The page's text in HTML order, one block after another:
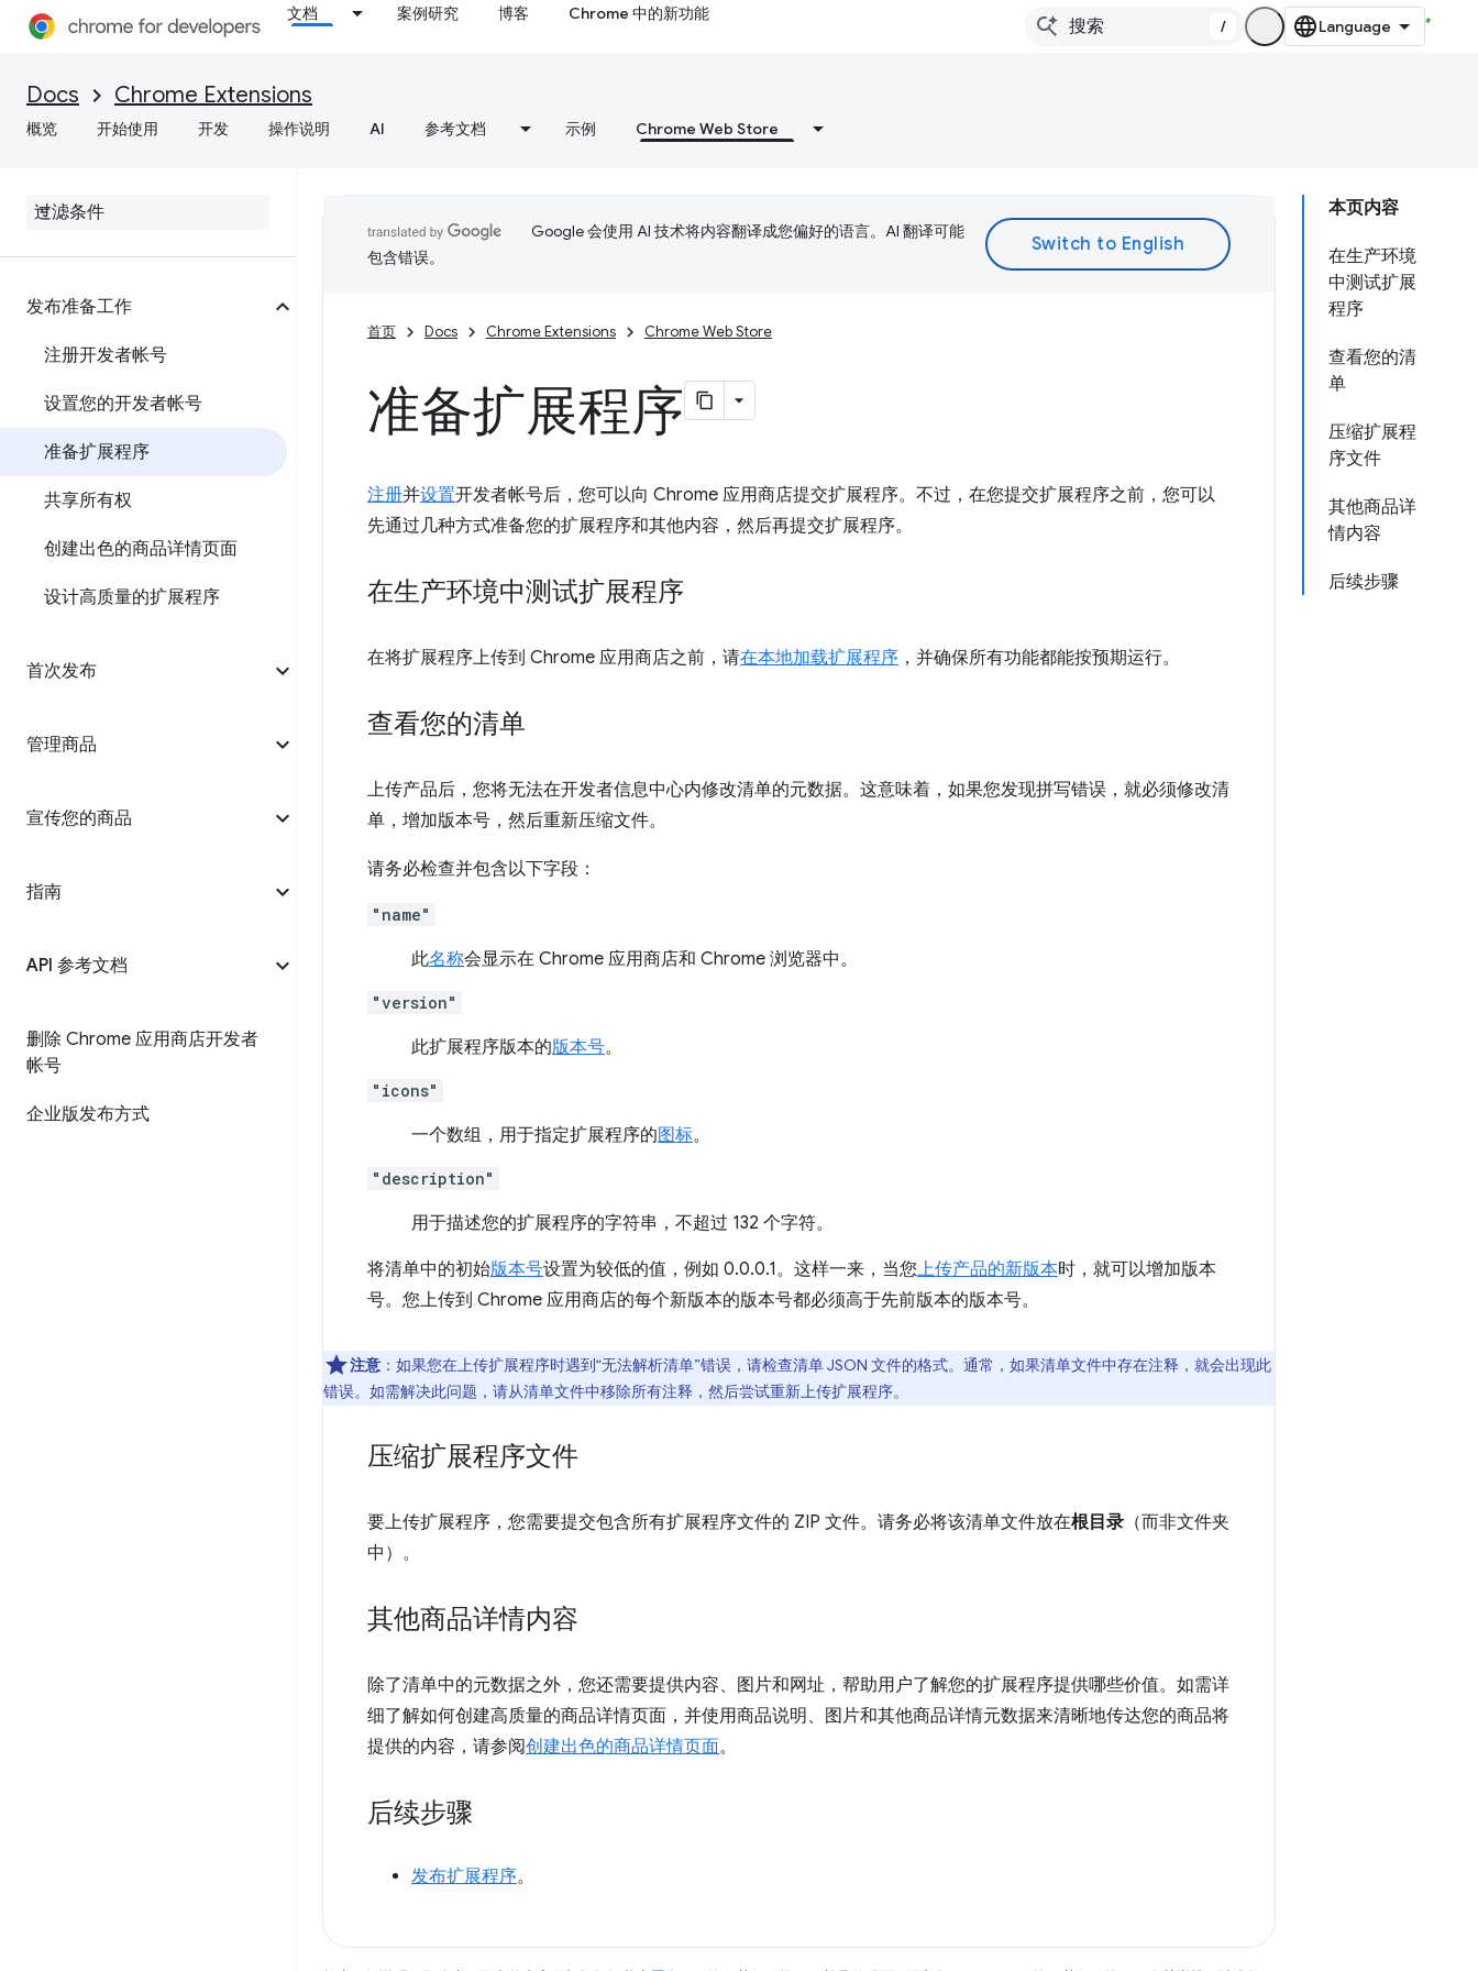
文档 案例研究 博客 Chrome 中的新功能
/
Docs Chrome Extensions
概览 开始使用 开发 操作说明 AI 参考文档 示例 Chrome Web Store
发布准备工作
注册开发者帐号
设置您的开发者帐号
准备扩展程序
共享所有权
创建出色的商品详情页面
设计高质量的扩展程序
首次发布
管理商品
宣传您的商品
指南
API 参考文档
删除 Chrome 应用商店开发者
帐号
企业版发布方式
本页内容
在生产环境
中测试扩展
程序
查看您的清
单
压缩扩展程
序文件
其他商品详
情内容
后续步骤
Google 会使用 AI 技术将内容翻译成您偏好的语言。AI 翻译可能
包含错误。
首页 Docs Chrome Extensions Chrome Web Store
准备扩展程序
注册并设置开发者帐号后，您可以向 Chrome 应用商店提交扩展程序。不过，在您提交扩展程序之前，您可以
先通过几种方式准备您的扩展程序和其他内容，然后再提交扩展程序。
在生产环境中测试扩展程序
在将扩展程序上传到 Chrome 应用商店之前，请在本地加载扩展程序 ，并确保所有功能都能按预期运行。
查看您的清单
上传产品后，您将无法在开发者信息中心内修改清单的元数据。这意味着，如果您发现拼写错误，就必须修改清
单，增加版本号，然后重新压缩文件。
请务必检查并包含以下字段：
"name"
此名称会显示在 Chrome 应用商店和 Chrome 浏览器中。
"version"
此扩展程序版本的版本号。
"icons"
一个数组，用于指定扩展程序的图标。
"description"
用于描述您的扩展程序的字符串，不超过 132 个字符。
将清单中的初始版本号设置为较低的值，例如 0.0.0.1。这样一来，当您上传产品的新版本时，就可以增加版本
号。您上传到 Chrome 应用商店的每个新版本的版本号都必须高于先前版本的版本号。
注意 ：如果您在上传扩展程序时遇到“无法解析清单”错误，请检查清单 JSON 文件的格式。通常，如果清单文件中存在注释，就会出现此
错误。如需解决此问题，请从清单文件中移除所有注释，然后尝试重新上传扩展程序。
压缩扩展程序文件
要上传扩展程序，您需要提交包含所有扩展程序文件的 ZIP 文件。请务必将该清单文件放在根目录 （而非文件夹
中）。
其他商品详情内容
除了清单中的元数据之外，您还需要提供内容、图片和网址，帮助用户了解您的扩展程序提供哪些价值。如需详
细了解如何创建高质量的商品详情页面，并使用商品说明、图片和其他商品详情元数据来清晰地传达您的商品将
提供的内容，请参阅创建出色的商品详情页面。
后续步骤
发布扩展程序。